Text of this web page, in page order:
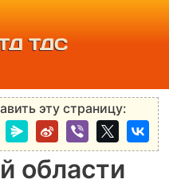
ТДС
эту страницу:
области